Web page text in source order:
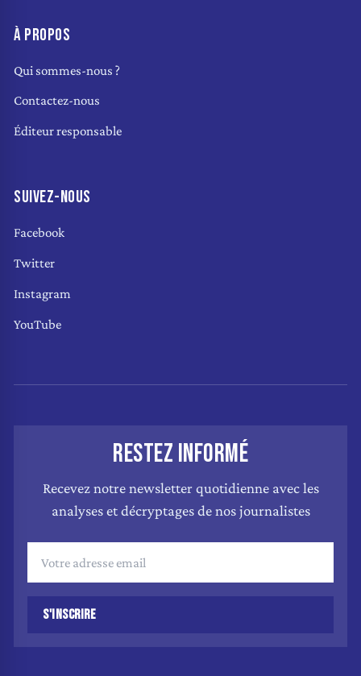
À PROPOS
Qui sommes-nous ?
Contactez-nous
Éditeur responsable
SUIVEZ-NOUS
Facebook
Twitter
Instagram
YouTube
RESTEZ INFORMÉ
Recevez notre newsletter quotidienne avec les
analyses et décryptages de nos journalistes
S'INSCRIRE